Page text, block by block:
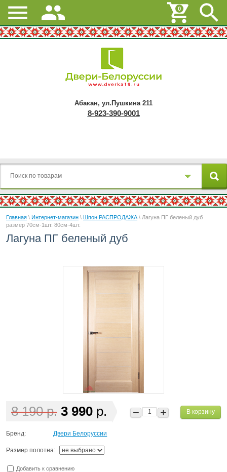
Абакан, ул.Пушкина 211
8-923-390-9001
Главная \ Интернет-магазин \ Шпон РАСПРОДАЖА \ Лагуна ПГ беленый дуб
размер 70см-1шт. 80см-4шт.
Лагуна ПГ беленый дуб
8 190 р. 3 990 р. В корзину
Бренд: Двери Белоруссии
Размер полотна:
Добавить к сравнению
0